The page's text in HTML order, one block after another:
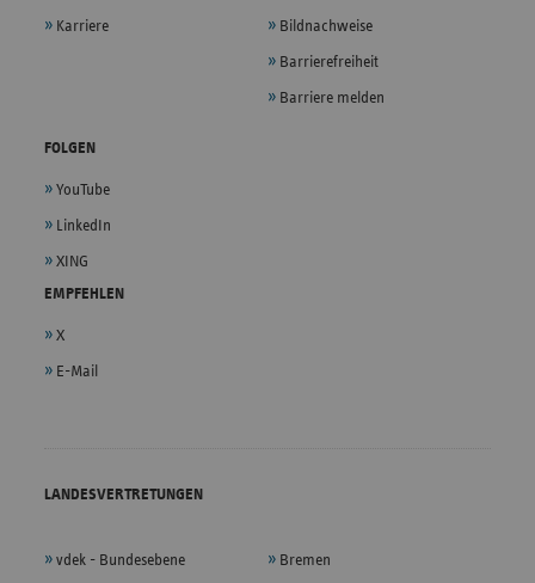
Karriere Bildnachweise
Barrierefreiheit
Barriere melden
FOLGEN
YouTube
LinkedIn
XING
EMPFEHLEN
X
E-Mail
LANDESVERTRETUNGEN
vdek - Bundesebene Bremen